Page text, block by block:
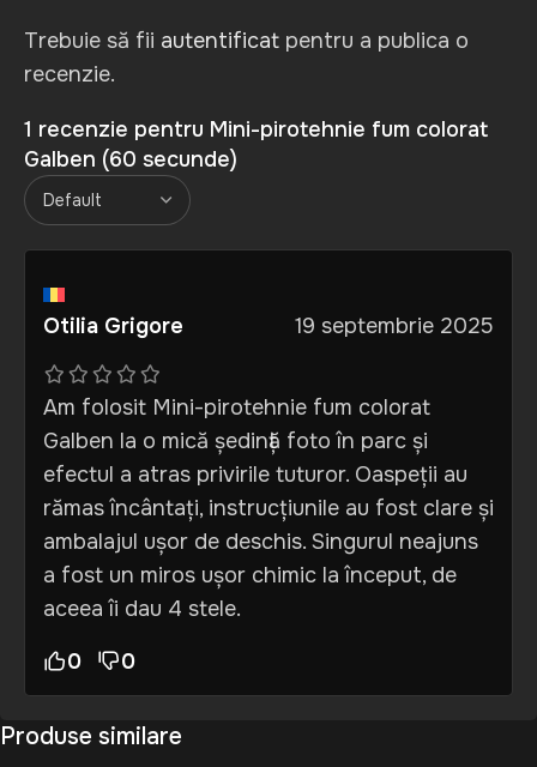
1 recenzie pentru Mini-pirotehnie fum colorat
Galben (60 secunde)
Otilia Grigore 19 septembrie 2025
Am folosit Mini-pirotehnie fum colorat
Galben la o mică ședință foto în parc și
efectul a atras privirile tuturor. Oaspeții au
rămas încântați, instrucțiunile au fost clare și
ambalajul ușor de deschis. Singurul neajuns
a fost un miros ușor chimic la început, de
aceea îi dau 4 stele.
0 0
Trebuie să fii autentificat pentru a publica o
recenzie.
Produse similare